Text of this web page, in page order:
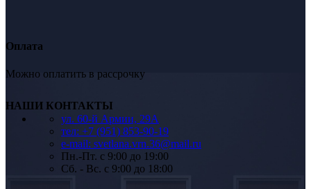
Оплата
Можно оплатить в рассрочку
НАШИ КОНТАКТЫ
ул. 60-й Армии, 29А
тел: +7 (951) 853-90-19
e-mail: svetlana.vrn.36@mail.ru
Пн.-Пт. c 9:00 до 19:00
Сб. - Вс. c 9:00 до 18:00